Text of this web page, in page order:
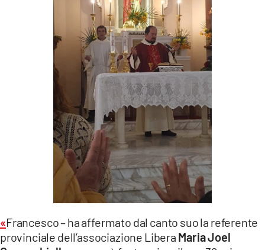
«Francesco – ha affermato dal canto suo la referente
provinciale dell’associazione Libera Maria Joel